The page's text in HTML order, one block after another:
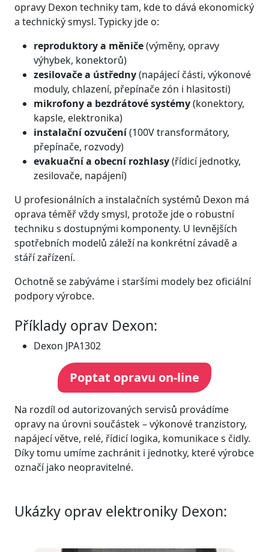
opravy Dexon techniky tam, kde to dává ekonomický
a technický smysl. Typicky jde o:
reproduktory a měniče(výměny, opravy
výhybek, konektorů)
zesilovače a ústředny(napájecí části, výkonové
moduly, chlazení, přepínače zón i hlasitosti)
mikrofony a bezdrátové systémy(konektory,
kapsle, elektronika)
instalační ozvučení(100V transformátory,
přepínače, rozvody)
evakuační a obecní rozhlasy(řídicí jednotky,
zesilovače, napájení)
U profesionálních a instalačních systémů Dexon má
oprava téměř vždy smysl, protože jde o robustní
techniku s dostupnými komponenty. U levnějších
spotřebních modelů záleží na konkrétní závadě a
stáří zařízení.
Ochotně se zabýváme i staršími modely bez oficiální
podpory výrobce.
Příklady oprav Dexon:
Dexon JPA1302
Poptat opravu on-line
Na rozdíl od autorizovaných servisů provádíme
opravy na úrovni součástek – výkonové tranzistory,
napájecí větve, relé, řídicí logika, komunikace s čidly.
Díky tomu umíme zachránit i jednotky, které výrobce
označí jako neopravitelné.
Ukázky oprav elektroniky Dexon: